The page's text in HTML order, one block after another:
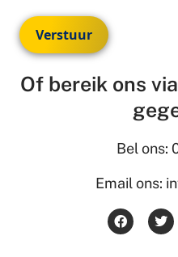
Verstuur
Of bereik ons
Bel ons:
Email ons: